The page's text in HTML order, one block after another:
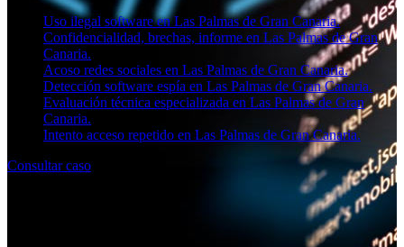
Uso ilegal software en Las Palmas de Gran Canaria.
Confidencialidad, brechas, informe en Las Palmas de Gran
Canaria.
Acoso redes sociales en Las Palmas de Gran Canaria.
Detección software espía en Las Palmas de Gran Canaria.
Evaluación técnica especializada en Las Palmas de Gran
Canaria.
Intento acceso repetido en Las Palmas de Gran Canaria.
Consultar caso